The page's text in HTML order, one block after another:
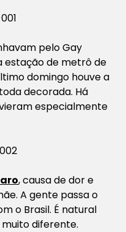
pelo Gay
estação de metrô de
domingo houve a
decorada. Há
especialmente
, causa de dor e
A gente passa o
o Brasil. É natural
muito diferente.